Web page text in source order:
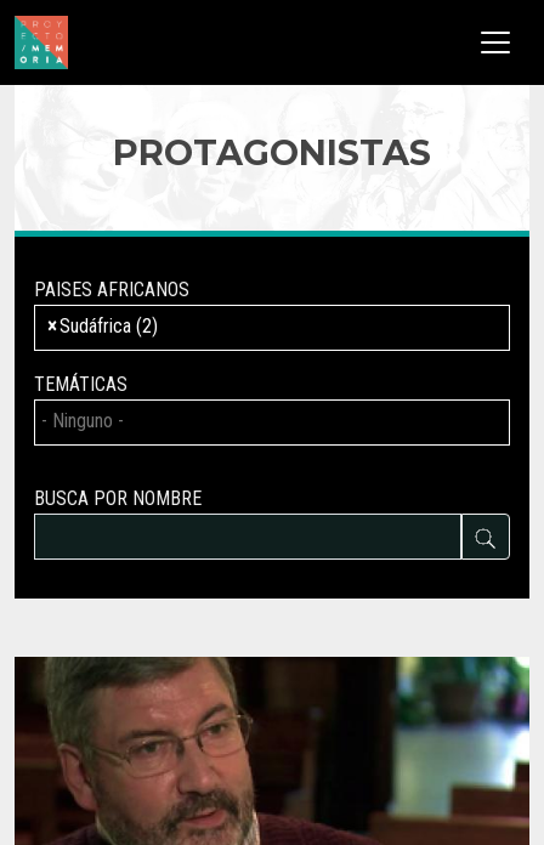
Pasar al contenido principal
PROTAGONISTAS
PAISES AFRICANOS
×Sudáfrica (2)
TEMÁTICAS
BUSCA POR NOMBRE